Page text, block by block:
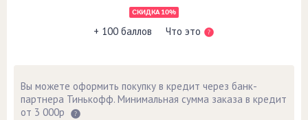
СКИДКА 10%
+ 100 баллов Что это
Вы можете оформить покупку в кредит через банк-
партнера Тинькофф. Минимальная сумма заказа в кредит
от 3 000р